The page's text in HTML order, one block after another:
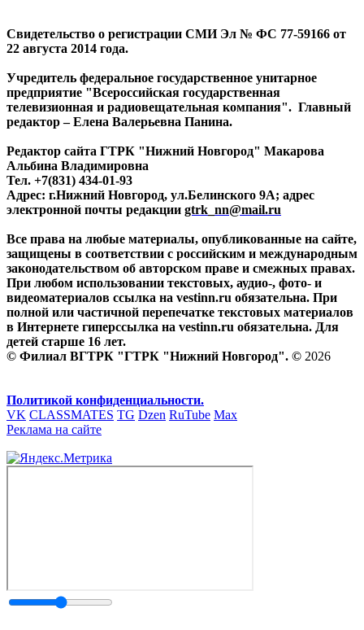
Свидетельство о регистрации СМИ Эл № ФС 77-59166 от
22 августа 2014 года.
Учредитель федеральное государственное унитарное
предприятие "Всероссийская государственная
телевизионная и радиовещательная компания". Главный
редактор – Елена Валерьевна Панина.
Редактор сайта ГТРК "Нижний Новгород" Макарова
Альбина Владимировна
Тел. +7(831) 434-01-93
Адрес: г.Нижний Новгород, ул.Белинского 9А; адрес
электронной почты редакции gtrk_nn@mail.ru
Все права на любые материалы, опубликованные на сайте,
защищены в соответствии с российским и международным
законодательством об авторском праве и смежных правах.
При любом использовании текстовых, аудио-, фото- и
видеоматериалов ссылка на vestinn.ru обязательна. При
полной или частичной перепечатке текстовых материалов
в Интернете гиперссылка на vestinn.ru обязательна. Для
детей старше 16 лет.
© Филиал ВГТРК "ГТРК "Нижний Новгород". © 2026
Политикой конфиденциальности.
VK CLASSMATES TG Dzen RuTube Max
Реклама на сайте